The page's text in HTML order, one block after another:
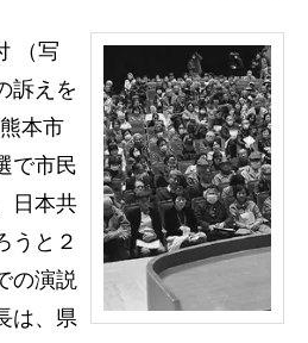
（写
訴えを
本市
で市民
日本共
うと２
の演説
は、県